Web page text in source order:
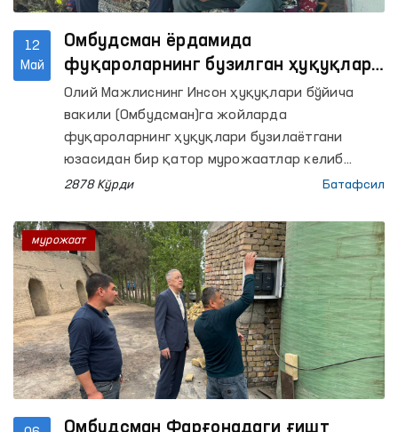
12
Май
Омбудсман ёрдамида
фуқароларнинг бузилган ҳуқуқлари
тикланди
Олий Мажлиснинг Инсон ҳуқуқлари бўйича
вакили (Омбудсман)га жойларда
фуқароларнинг ҳуқуқлари бузилаётгани
юзасидан бир қатор мурожаатлар келиб
тушмоқда. Улар тезкор ўрганилиб, аниқланган
2878 Кўрди Батафсил
Омбудсман Фарғонадаги ғишт
мурожаат